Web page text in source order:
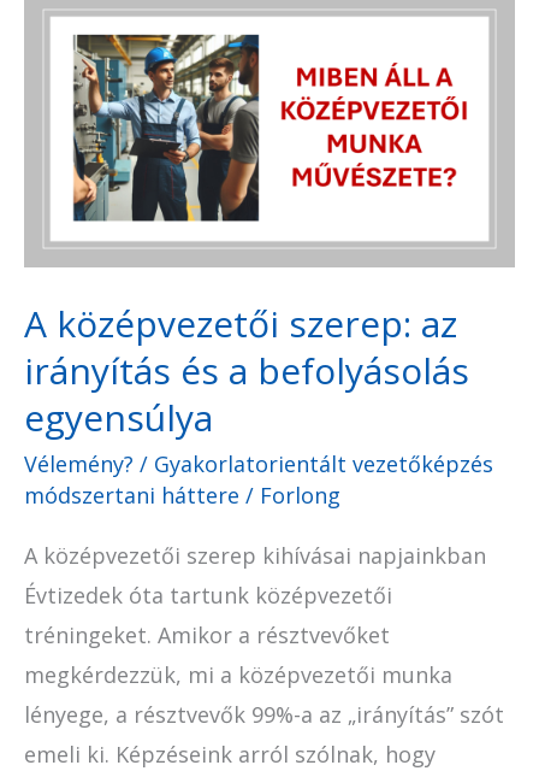
A középvezetői szerep: az
irányítás és a befolyásolás
egyensúlya
Vélemény? / Gyakorlatorientált vezetőképzés
módszertani háttere / Forlong
A középvezetői szerep kihívásai napjainkban
Évtizedek óta tartunk középvezetői
tréningeket. Amikor a résztvevőket
megkérdezzük, mi a középvezetői munka
lényege, a résztvevők 99%-a az „irányítás” szót
emeli ki. Képzéseink arról szólnak, hogy
középvezetői
szerep:
irányítás
egyensúlya